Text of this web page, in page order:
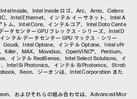
Inside、Intel Inside ロゴ、Arc、Arria、Celero
、Intel Ethernet、インテル イーサネット、Intel A
トム、Intel Core、インテルコア、Intel Data Cente
ータセンター GPU フレックス・シリーズ、Intel D
ンテル データセンター GPU マックス・シリー
Gaudi、Intel Optane、インテル Optane、Intel vPr
、MAX、Movidius、OpenVINO™、 Pentium、
、インテル RealSense、Intel Select Solutions、イ
Intel Si Photonics、インテル Si Photonics、Strati
、Xeon、ジーオンは、Intel Corporation また
、およびそれらの組み合わせは、Advanced Micr